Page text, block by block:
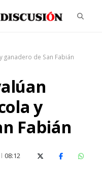
de San Fabián
y
Fabián
08:12
X (Twitter)Facebook